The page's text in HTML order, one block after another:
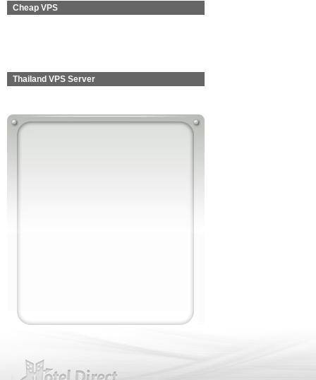
Cheap VPS
Thailand VPS Server